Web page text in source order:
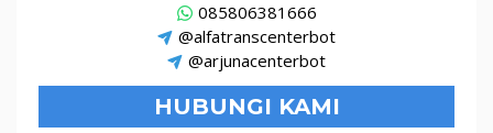
085806381666
@alfatranscenterbot
@arjunacenterbot
HUBUNGI KAMI